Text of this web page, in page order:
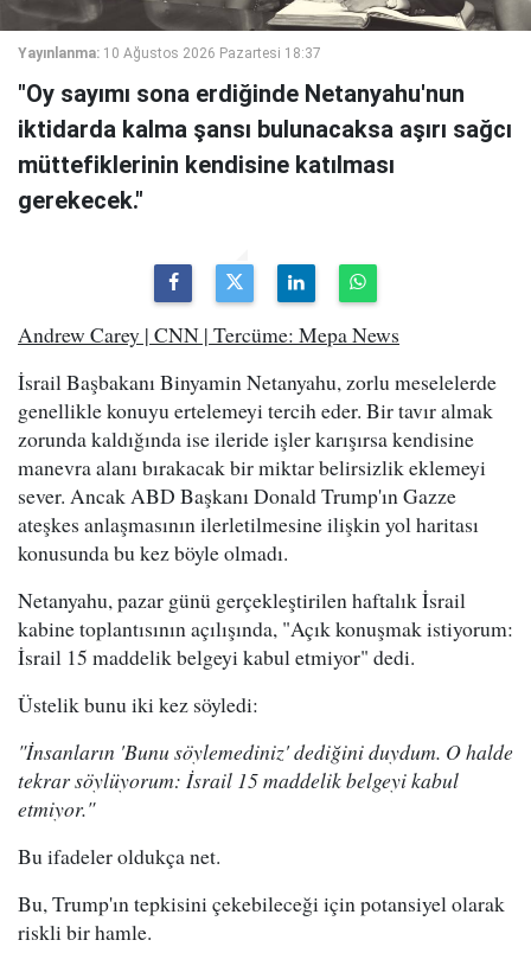
Yayınlanma: 10 Ağustos 2026 Pazartesi 18:37
"Oy sayımı sona erdiğinde Netanyahu'nun
iktidarda kalma şansı bulunacaksa aşırı sağcı
müttefiklerinin kendisine katılması
gerekecek."
Andrew Carey | CNN | Tercüme: Mepa News
İsrail Başbakanı Binyamin Netanyahu, zorlu meselelerde
genellikle konuyu ertelemeyi tercih eder. Bir tavır almak
zorunda kaldığında ise ileride işler karışırsa kendisine
manevra alanı bırakacak bir miktar belirsizlik eklemeyi
sever. Ancak ABD Başkanı Donald Trump'ın Gazze
ateşkes anlaşmasının ilerletilmesine ilişkin yol haritası
konusunda bu kez böyle olmadı.
Netanyahu, pazar günü gerçekleştirilen haftalık İsrail
kabine toplantısının açılışında, "Açık konuşmak istiyorum:
İsrail 15 maddelik belgeyi kabul etmiyor" dedi.
Üstelik bunu iki kez söyledi:
"İnsanların 'Bunu söylemediniz' dediğini duydum. O halde
tekrar söylüyorum: İsrail 15 maddelik belgeyi kabul
etmiyor."
Bu ifadeler oldukça net.
Bu, Trump'ın tepkisini çekebileceği için potansiyel olarak
riskli bir hamle.